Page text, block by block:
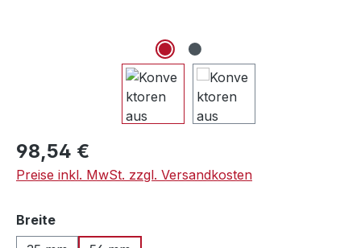
Regulärer Preis:
98,54 €
Preise inkl. MwSt. zzgl. Versandkosten
Breiteauswählen